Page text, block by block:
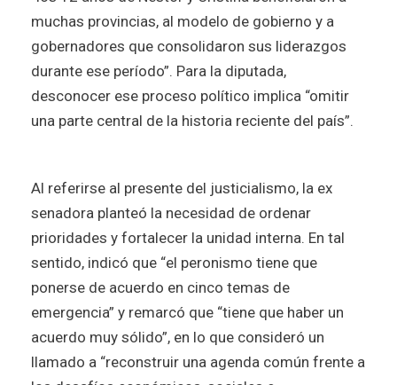
muchas provincias, al modelo de gobierno y a
gobernadores que consolidaron sus liderazgos
durante ese período”. Para la diputada,
desconocer ese proceso político implica “omitir
una parte central de la historia reciente del país”.
Al referirse al presente del justicialismo, la ex
senadora planteó la necesidad de ordenar
prioridades y fortalecer la unidad interna. En tal
sentido, indicó que “el peronismo tiene que
ponerse de acuerdo en cinco temas de
emergencia” y remarcó que “tiene que haber un
acuerdo muy sólido”, en lo que consideró un
llamado a “reconstruir una agenda común frente a